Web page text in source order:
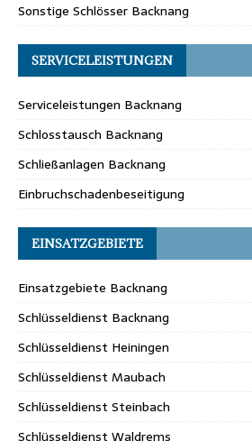
Sonstige Schlösser Backnang
SERVICELEISTUNGEN
Serviceleistungen Backnang
Schlosstausch Backnang
Schließanlagen Backnang
Einbruchschadenbeseitigung
EINSATZGEBIETE
Einsatzgebiete Backnang
Schlüsseldienst Backnang
Schlüsseldienst Heiningen
Schlüsseldienst Maubach
Schlüsseldienst Steinbach
Schlüsseldienst Waldrems